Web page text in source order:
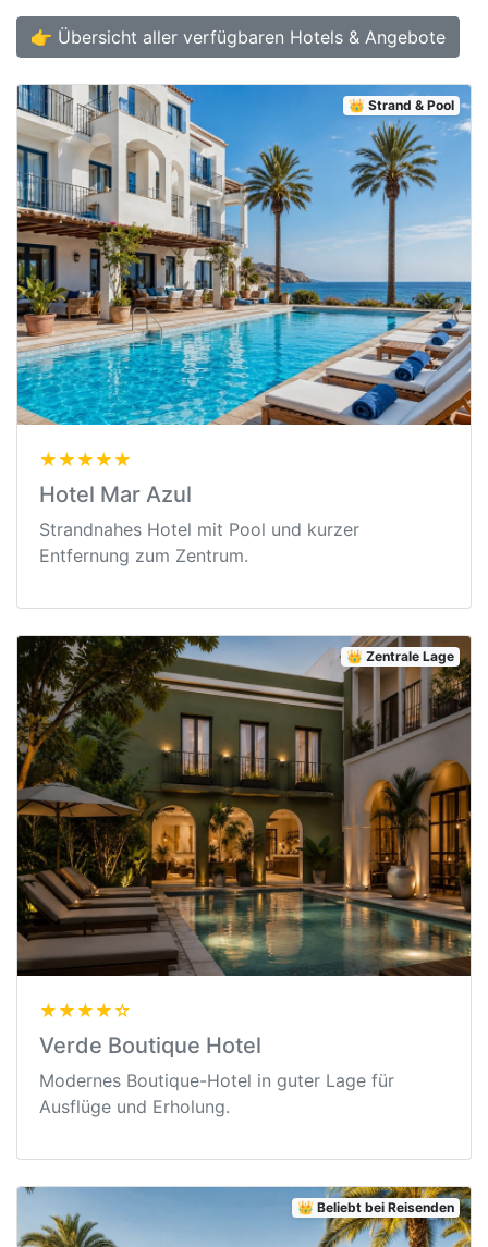
👉 Übersicht aller verfügbaren Hotels & Angebote
👑 Strand & Pool
★★★★★
Hotel Mar Azul
Strandnahes Hotel mit Pool und kurzer
Entfernung zum Zentrum.
👑 Zentrale Lage
★★★★☆
Verde Boutique Hotel
Modernes Boutique-Hotel in guter Lage für
Ausflüge und Erholung.
👑 Beliebt bei Reisenden